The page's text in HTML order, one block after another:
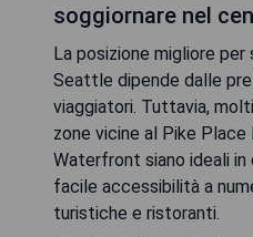
soggiornare nel
La posizione migliore
Seattle dipende dalle
viaggiatori. Tuttavia,
zone vicine al Pike
Waterfront siano ideali
facile accessibilità a
turistiche e ristoranti.